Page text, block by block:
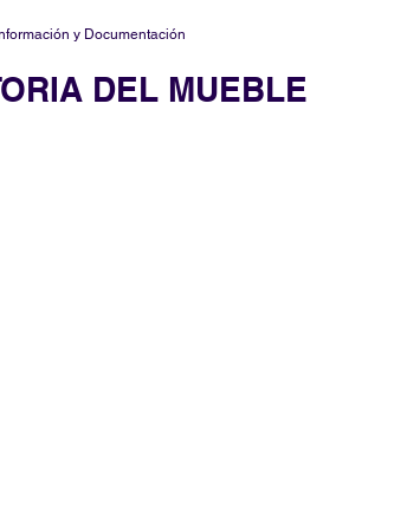
DEL MUEBLE
y Documentación